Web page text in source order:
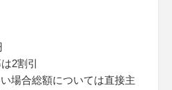
2割引
場合総額については直接主